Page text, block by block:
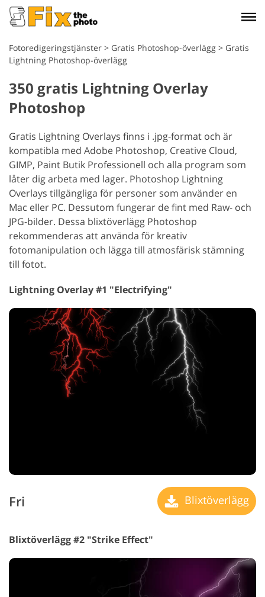
Fotoredigeringstjänster > Gratis Photoshop-överlägg > Gratis
Lightning Photoshop-överlägg
350 gratis Lightning Overlay
Photoshop
Gratis Lightning Overlays finns i .jpg-format och är
kompatibla med Adobe Photoshop, Creative Cloud,
GIMP, Paint Butik Professionell och alla program som
låter dig arbeta med lager. Photoshop Lightning
Overlays tillgängliga för personer som använder en
Mac eller PC. Dessutom fungerar de fint med Raw- och
JPG-bilder. Dessa blixtöverlägg Photoshop
rekommenderas att använda för kreativ
fotomanipulation och lägga till atmosfärisk stämning
till fotot.
Lightning Overlay #1 "Electrifying"
Fri Blixtöverlägg
Blixtöverlägg #2 "Strike Effect"